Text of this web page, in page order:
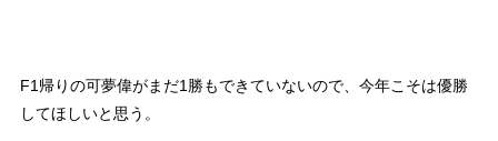
F1帰りの可夢偉がまだ1勝もできていないので、今年こそは優勝
してほしいと思う。